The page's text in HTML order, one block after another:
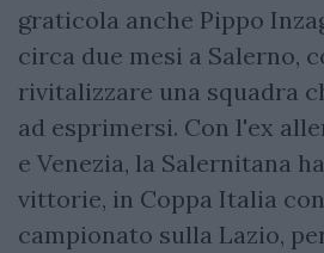
graticola anche Pippo
circa due mesi a Salerno,
rivitalizzare una squadra
ad esprimersi. Con l'ex
e Venezia, la Salernitana
vittorie, in Coppa Italia
campionato sulla Lazio,